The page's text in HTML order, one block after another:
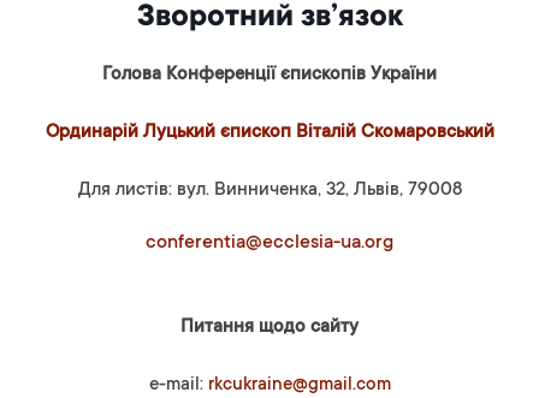
Зворотний зв’язок
Голова Конференції єпископів України
Ординарій Луцький єпископ Віталій Скомаровський
Для листів: вул. Винниченка, 32, Львів, 79008
conferentia@ecclesia-ua.org
Питання щодо сайту
e-mail: rkcukraine@gmail.com